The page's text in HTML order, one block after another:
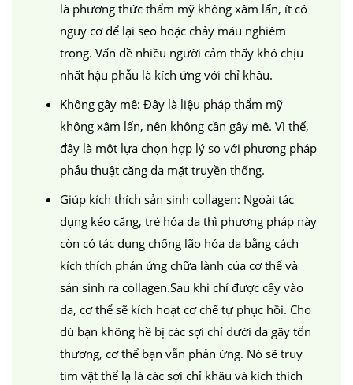
là phương thức thẩm mỹ không xâm lấn, ít có
nguy cơ để lại sẹo hoặc chảy máu nghiêm
trọng. Vấn đề nhiều người cảm thấy khó chịu
nhất hậu phẫu là kích ứng với chỉ khâu.
Không gây mê: Đây là liệu pháp thẩm mỹ
không xâm lấn, nên không cần gây mê. Vì thế,
đây là một lựa chọn hợp lý so với phương pháp
phẫu thuật căng da mặt truyền thống.
Giúp kích thích sản sinh collagen: Ngoài tác
dụng kéo căng, trẻ hóa da thì phương pháp này
còn có tác dụng chống lão hóa da bằng cách
kích thích phản ứng chữa lành của cơ thể và
sản sinh ra collagen.Sau khi chỉ được cấy vào
da, cơ thể sẽ kích hoạt cơ chế tự phục hồi. Cho
dù bạn không hề bị các sợi chỉ dưới da gây tổn
thương, cơ thể bạn vẫn phản ứng. Nó sẽ truy
tìm vật thể lạ là các sợi chỉ khâu và kích thích